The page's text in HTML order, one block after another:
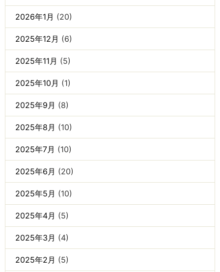
2026年1月 (20)
2025年12月 (6)
2025年11月 (5)
2025年10月 (1)
2025年9月 (8)
2025年8月 (10)
2025年7月 (10)
2025年6月 (20)
2025年5月 (10)
2025年4月 (5)
2025年3月 (4)
2025年2月 (5)